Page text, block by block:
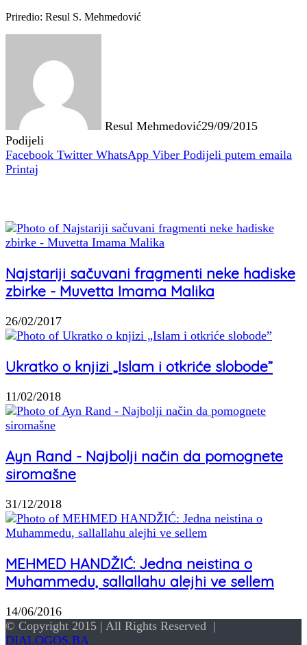
Priredio: Resul S. Mehmedović
Resul Mehmedović29/09/2015
Podijeli
Facebook Twitter WhatsApp Viber Podijeli putem emaila
Printaj
Najstariji sačuvani fragmenti neke hadiske
zbirke - Muvetta Imama Malika
26/02/2017
Ukratko o knjizi „Islam i otkriće slobode”
11/02/2018
Ayn Rand - Najbolji način da pomognete
siromašne
31/12/2018
MEHMED HANDŽIĆ: Jedna neistina o
Muhammedu, sallallahu alejhi ve sellem
14/06/2016
© Copyright 2015 | All Rights Reserved |
DIALOGOS.BA